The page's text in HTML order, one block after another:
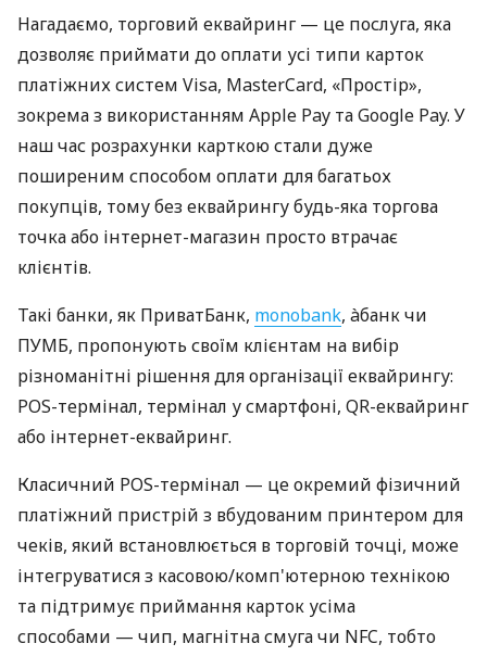
Нагадаємо, торговий еквайринг — це послуга, яка
дозволяє приймати до оплати усі типи карток
платіжних систем Visa, MasterCard, «Простір»,
зокрема з використанням Apple Pay та Google Pay. У
наш час розрахунки карткою стали дуже
поширеним способом оплати для багатьох
покупців, тому без еквайрингу будь-яка торгова
точка або інтернет-магазин просто втрачає
клієнтів.
Такі банки, як ПриватБанк, monobank, àбанк чи
ПУМБ, пропонують своїм клієнтам на вибір
різноманітні рішення для організації еквайрингу:
POS-термінал, термінал у смартфоні, QR-еквайринг
або інтернет-еквайринг.
Класичний POS-термінал — це окремий фізичний
платіжний пристрій з вбудованим принтером для
чеків, який встановлюється в торговій точці, може
інтегруватися з касовою/комп'ютерною технікою
та підтримує приймання карток усіма
способами — чип, магнітна смуга чи NFC, тобто